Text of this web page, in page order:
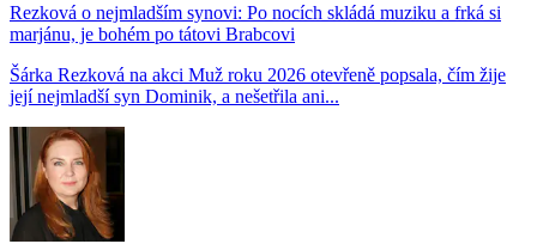
Rezková o nejmladším synovi: Po nocích skládá muziku a frká si
marjánu, je bohém po tátovi Brabcovi
Šárka Rezková na akci Muž roku 2026 otevřeně popsala, čím žije
její nejmladší syn Dominik, a nešetřila ani...